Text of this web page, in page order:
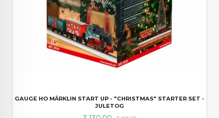
GAUGE HO MÄRKLIN START UP - "CHRISTMAS" STARTER SET -
JULETOG